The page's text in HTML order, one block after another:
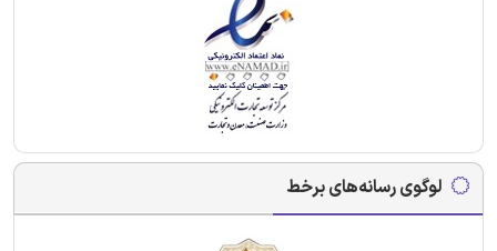
لوگوی رسانه‌های برخط